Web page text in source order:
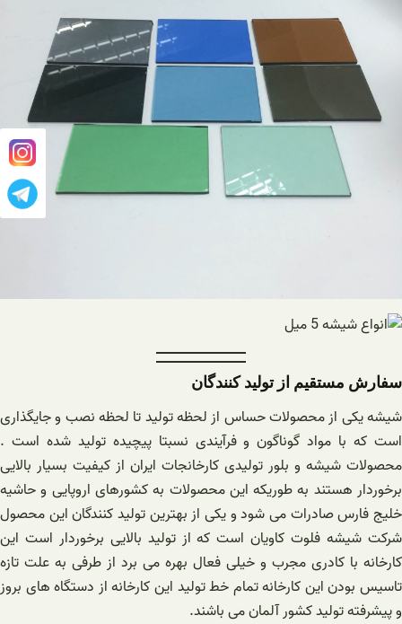
سفارش مستقیم از تولید کنندگان
شیشه یکی از محصولات حساس از لحظه تولید تا لحظه نصب و جایگذاری
است که با مواد گوناگون و فرآیندی نسبتا پیچیده تولید شده است .
محصولات شیشه و بلور تولیدی کارخانجات ایران از کیفیت بسیار بالایی
برخوردار هستند به طوریکه این محصولات به کشورهای اروپایی و حاشیه
خلیج فارس صادرات می شود و یکی از بهترین تولید کنندگان این محصول
شرکت شیشه فلوت کاویان است که از تولید بالایی برخوردار است این
کارخانه با کادری مجرب و خیلی فعال بهره می برد از طرفی به علت تازه
تاسیس بودن این کارخانه تمام خط تولید این کارخانه از دستگاه های بروز
و پیشرفته تولید کشور آلمان می باشند.